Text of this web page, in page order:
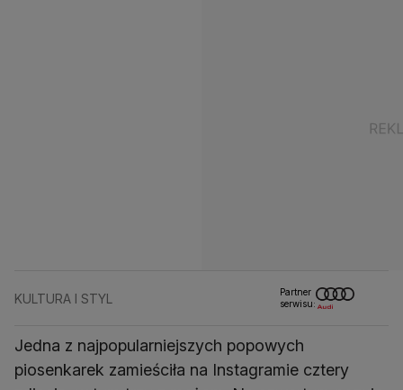
KULTURA I STYL
Partner
serwisu:
Jedna z najpopularniejszych popowych
piosenkarek zamieściła na Instagramie cztery